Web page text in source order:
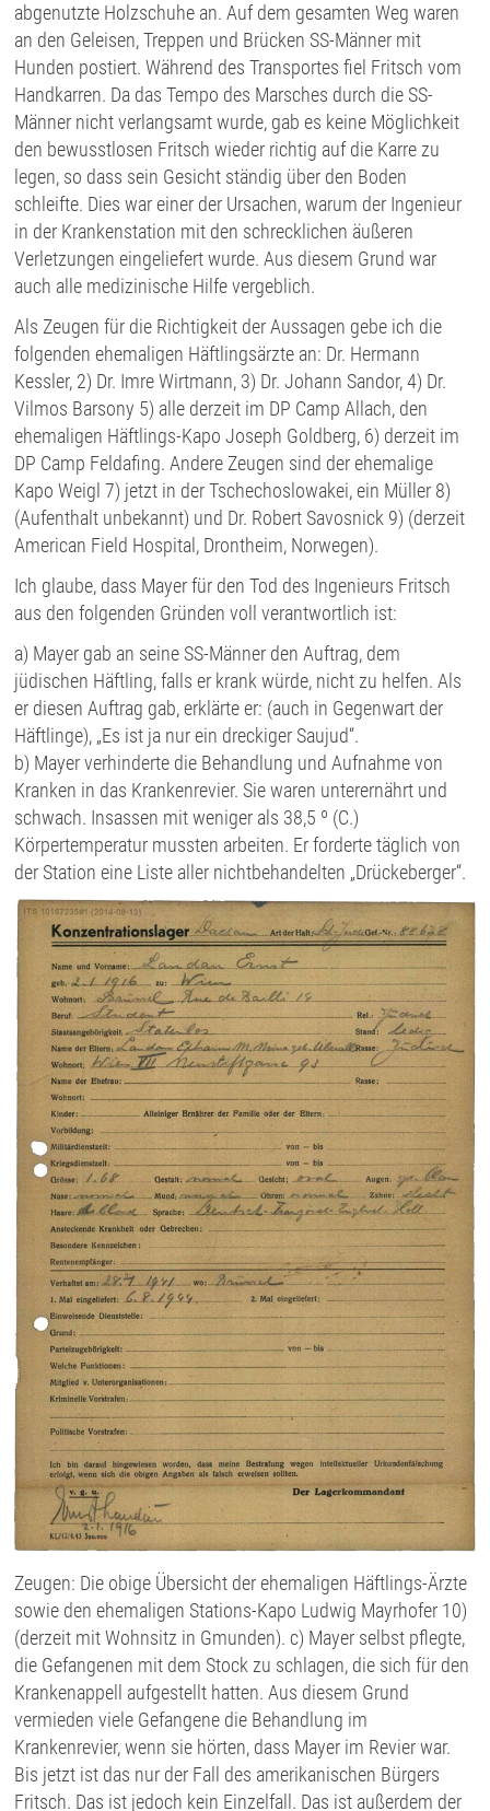
abgenutzte Holzschuhe an. Auf dem gesamten Weg waren
an den Geleisen, Treppen und Brücken SS-Männer mit
Hunden postiert. Während des Transportes fiel Fritsch vom
Handkarren. Da das Tempo des Marsches durch die SS-
Männer nicht verlangsamt wurde, gab es keine Möglichkeit
den bewusstlosen Fritsch wieder richtig auf die Karre zu
legen, so dass sein Gesicht ständig über den Boden
schleifte. Dies war einer der Ursachen, warum der Ingenieur
in der Krankenstation mit den schrecklichen äußeren
Verletzungen eingeliefert wurde. Aus diesem Grund war
auch alle medizinische Hilfe vergeblich.
Als Zeugen für die Richtigkeit der Aussagen gebe ich die
folgenden ehemaligen Häftlingsärzte an: Dr. Hermann
Kessler, 2) Dr. Imre Wirtmann, 3) Dr. Johann Sandor, 4) Dr.
Vilmos Barsony 5) alle derzeit im DP Camp Allach, den
ehemaligen Häftlings-Kapo Joseph Goldberg, 6) derzeit im
DP Camp Feldafing. Andere Zeugen sind der ehemalige
Kapo Weigl 7) jetzt in der Tschechoslowakei, ein Müller 8)
(Aufenthalt unbekannt) und Dr. Robert Savosnick 9) (derzeit
American Field Hospital, Drontheim, Norwegen).
Ich glaube, dass Mayer für den Tod des Ingenieurs Fritsch
aus den folgenden Gründen voll verantwortlich ist:
a) Mayer gab an seine SS-Männer den Auftrag, dem
jüdischen Häftling, falls er krank würde, nicht zu helfen. Als
er diesen Auftrag gab, erklärte er: (auch in Gegenwart der
Häftlinge), „Es ist ja nur ein dreckiger Saujud“.
b) Mayer verhinderte die Behandlung und Aufnahme von
Kranken in das Krankenrevier. Sie waren unterernährt und
schwach. Insassen mit weniger als 38,5 º (C.)
Körpertemperatur mussten arbeiten. Er forderte täglich von
der Station eine Liste aller nichtbehandelten „Drückeberger“.
Zeugen: Die obige Übersicht der ehemaligen Häftlings-Ärzte
sowie den ehemaligen Stations-Kapo Ludwig Mayrhofer 10)
(derzeit mit Wohnsitz in Gmunden). c) Mayer selbst pflegte,
die Gefangenen mit dem Stock zu schlagen, die sich für den
Krankenappell aufgestellt hatten. Aus diesem Grund
vermieden viele Gefangene die Behandlung im
Krankenrevier, wenn sie hörten, dass Mayer im Revier war.
Bis jetzt ist das nur der Fall des amerikanischen Bürgers
Fritsch. Das ist jedoch kein Einzelfall. Das ist außerdem der